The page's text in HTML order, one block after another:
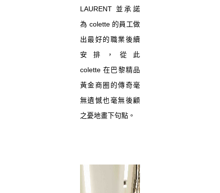
LAURENT 並承諾
為 colette 的員工做
出最好的職業後續
安排，從此
colette 在巴黎精品
黃金商圈的傳奇毫
無遺憾也毫無後顧
之憂地畫下句點。